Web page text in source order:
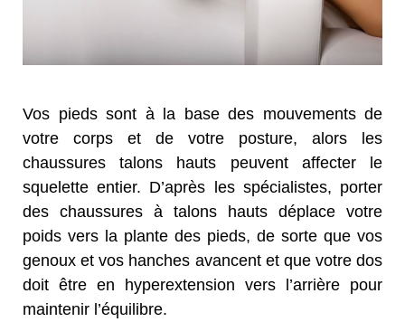
Vos pieds sont à la base des mouvements de
votre corps et de votre posture, alors les
chaussures talons hauts peuvent affecter le
squelette entier. D’après les spécialistes, porter
des chaussures à talons hauts déplace votre
poids vers la plante des pieds, de sorte que vos
genoux et vos hanches avancent et que votre dos
doit être en hyperextension vers l’arrière pour
maintenir l’équilibre.